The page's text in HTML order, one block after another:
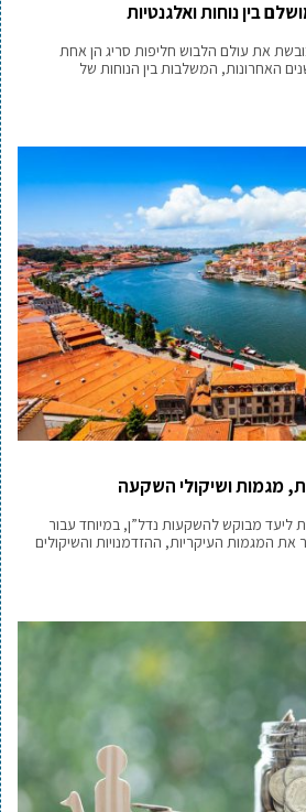
בין נוחות ואלגנטיות
את עולם הלבוש חליפות סריג הן אחת
האחרונות, המשלבות בין הנוחות של
מגמות ושיקולי השקעה
ליעד מבוקש להשקעות נדל”ן, במיוחד עבור
המגמות העיקריות, ההזדמנויות והשיקולים